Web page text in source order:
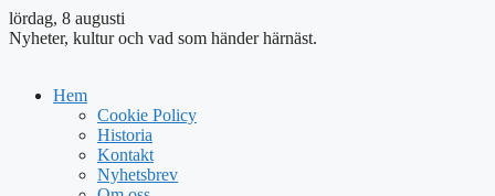
lördag, 8 augusti
Nyheter, kultur och vad som händer härnäst.
Hem
Cookie Policy
Historia
Kontakt
Nyhetsbrev